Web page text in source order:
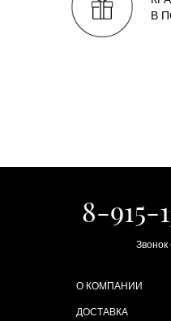
В
8-915-
О КОМПАНИИ
ДОСТАВКА